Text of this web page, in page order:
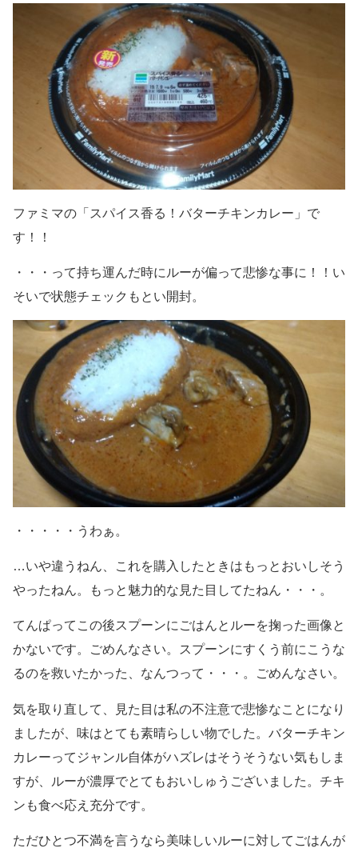
ファミマの「スパイス香る！バターチキンカレー」で
す！！
・・・って持ち運んだ時にルーが偏って悲惨な事に！！い
そいで状態チェックもとい開封。
・・・・・うわぁ。
…いや違うねん、これを購入したときはもっとおいしそう
やったねん。もっと魅力的な見た目してたねん・・・。
てんぱってこの後スプーンにごはんとルーを掬った画像と
かないです。ごめんなさい。スプーンにすくう前にこうな
るのを救いたかった、なんつって・・・。ごめんなさい。
気を取り直して、見た目は私の不注意で悲惨なことになり
ましたが、味はとても素晴らしい物でした。バターチキン
カレーってジャンル自体がハズレはそうそうない気もしま
すが、ルーが濃厚でとてもおいしゅうございました。チキ
ンも食べ応え充分です。
ただひとつ不満を言うなら美味しいルーに対してごはんが